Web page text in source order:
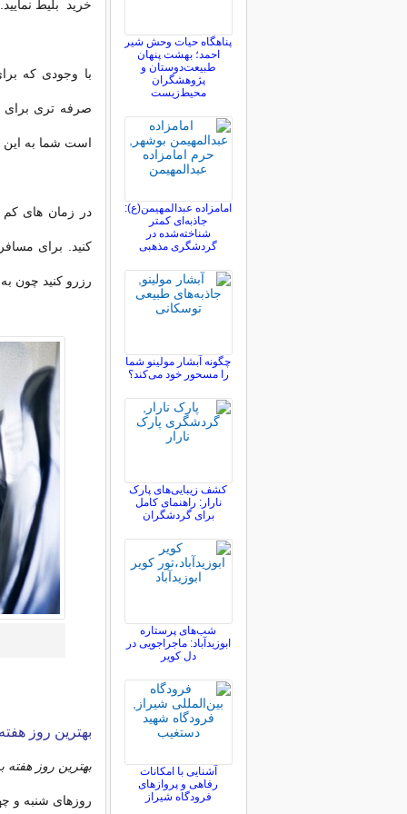
خرید بلیط
با وجودی که
صرفه تری برای
است شما به این
در زمان های کم
کنید. برای
رزرو کنید چون
بهترین روز
بهترین روز هفته
روزهای شنبه و
پناهگاه حیات وحش شیر
احمد؛ بهشت پنهان
طبیعت‌دوستان و
پژوهشگران
محیط‌زیست
امامزاده عبدالمهیمن(ع):
جاذبه‌ای کمتر
شناخته‌شده در
گردشگری مذهبی
چگونه آبشار مولینو شما
را مسحور خود می‌کند؟
کشف زیبایی‌های پارک
نارار: راهنمای کامل
برای گردشگران
شب‌های پرستاره
ابوزیدآباد: ماجراجویی در
دل کویر
آشنایی با امکانات
رفاهی و پروازهای
فرودگاه شیراز